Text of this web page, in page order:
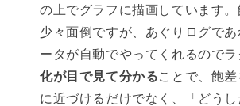
の上でグラフに描画しています
少々面倒ですが、あぐりログであ
ータが自動でやってくれるのでラ
化が目で見て分かる ことで、飽
に近づけるだけでなく、「どう